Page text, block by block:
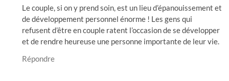
Le couple, si on y prend soin, est un lieu d’épanouissement et
de développement personnel énorme ! Les gens qui
refusent d’être en couple ratent l’occasion de se développer
et de rendre heureuse une personne importante de leur vie.
Répondre